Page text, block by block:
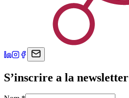
S’inscrire a la newsletter